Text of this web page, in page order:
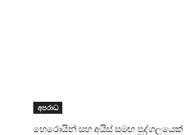
අපරාධ
හෙරොයින් සහ අයිස් සමඟ පුද්ගලයෙක්